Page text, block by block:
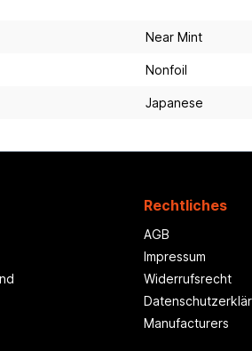
Near Mint
Nonfoil
Japanese
Rechtliches
AGB
Impressum
Widerrufsrecht
Manufacturers